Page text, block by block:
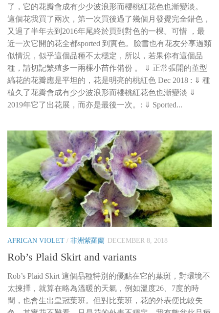
了，它的花瓣會成有少少波浪形而櫻桃紅花色也漸變淡。
這個花我買了兩次，第一次買後過了幾個月發覺完全錯色，
又過了半年去到2016年尾終於買到對色的一棵。可惜 ，最
近一次它開的花全都sported 到實色。臉書也有花友分享過類
似情況，似乎這個品種不太穩定，所以，若果你有這個品
種，請切記繁殖多一兩棵小苗作備份 。 ⇓ 正常張開的堇型
縞花的花瓣應是平坦的，花是明亮的桃紅色 Dec 2018 : ⇓ 種
植久了花瓣會成有少少波浪形而櫻桃紅花色也漸變淡 ⇓
2019年它了出花展，而亦是最後一次。: ⇓ Sported...
AFRICAN VIOLET / 非洲紫羅蘭 DECEMBER 8, 2018
Rob’s Plaid Skirt and variants
Rob’s Plaid Skirt 這個品種特別的優點在它的葉斑，對環境不
太揀擇，就算在略為溫暖的天氣，例如溫度26、7度的時
間，也會生出皇冠葉班。但對比葉班，花的外表便比較失